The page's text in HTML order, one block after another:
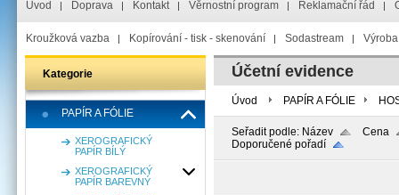
Úvod Doprava Kontakt Věrnostní program Reklamační řád
Kroužková vazba Kopírování - tisk - skenování Sodastream
Kategorie
PAPÍR A FÓLIE
XEROGRAFICKÝ
PAPÍR BÍLÝ
XEROGRAFICKÝ
PAPÍR BAREVNÝ
Účetní evidence
Úvod PAPÍR A FÓLIE
Seřadit podle: Název
Cena
Doporučené pořadí